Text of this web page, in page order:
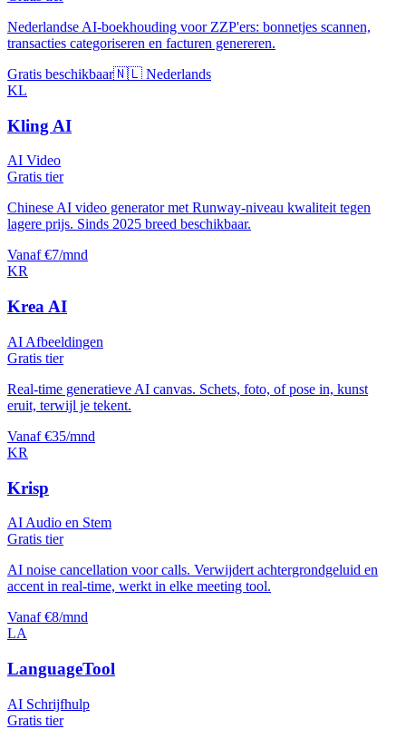
Nederlandse AI-boekhouding voor ZZP'ers: bonnetjes scannen,
transacties categoriseren en facturen genereren.
Gratis beschikbaar🇳🇱 Nederlands
KL
Kling AI
AI Video
Gratis tier
Chinese AI video generator met Runway-niveau kwaliteit tegen
lagere prijs. Sinds 2025 breed beschikbaar.
Vanaf €7/mnd
KR
Krea AI
AI Afbeeldingen
Gratis tier
Real-time generatieve AI canvas. Schets, foto, of pose in, kunst
eruit, terwijl je tekent.
Vanaf €35/mnd
KR
Krisp
AI Audio en Stem
Gratis tier
AI noise cancellation voor calls. Verwijdert achtergrondgeluid en
accent in real-time, werkt in elke meeting tool.
Vanaf €8/mnd
LA
LanguageTool
AI Schrijfhulp
Gratis tier